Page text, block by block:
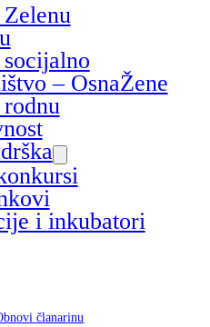
– OsnaŽene
i inkubatori
članarinu